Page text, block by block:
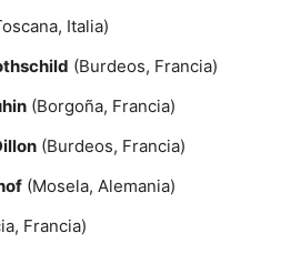
Italia)
(Burdeos, Francia)
(Borgoña, Francia)
(Burdeos, Francia)
(Mosela, Alemania)
Francia)